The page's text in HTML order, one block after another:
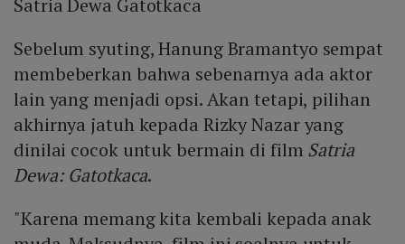
Satria Dewa Gatotkaca
Sebelum syuting, Hanung Bramantyo sempat
membeberkan bahwa sebenarnya ada aktor
lain yang menjadi opsi. Akan tetapi, pilihan
akhirnya jatuh kepada Rizky Nazar yang
dinilai cocok untuk bermain di film Satria
Dewa: Gatotkaca.
"Karena memang kita kembali kepada anak